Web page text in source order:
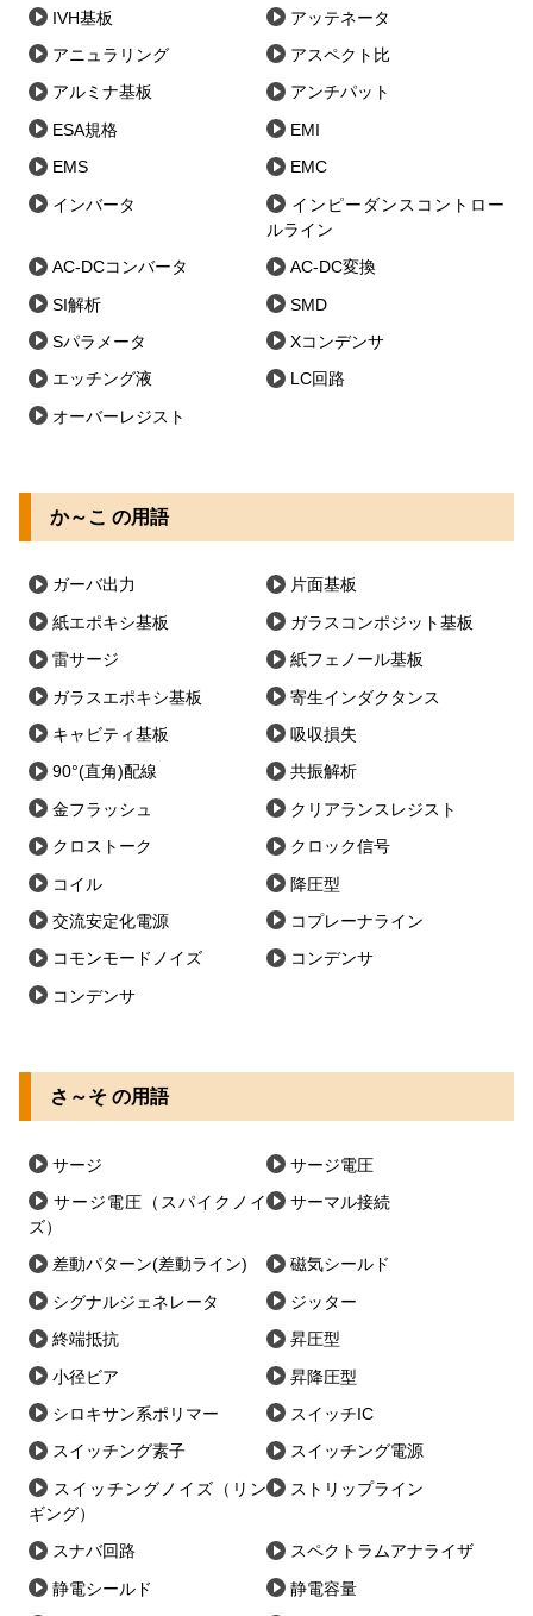
IVH基板 アッテネータ
アニュラリング アスペクト比
アルミナ基板 アンチパット
ESA規格 EMI
EMS EMC
インバータ
インピーダンスコントロー
ルライン
AC-DCコンバータ AC-DC変換
SI解析 SMD
Sパラメータ Xコンデンサ
エッチング液 LC回路
オーバーレジスト
か～こ の用語
ガーバ出力 片面基板
紙エポキシ基板 ガラスコンポジット基板
雷サージ 紙フェノール基板
ガラスエポキシ基板 寄生インダクタンス
キャビティ基板 吸収損失
90°(直角)配線 共振解析
金フラッシュ クリアランスレジスト
クロストーク クロック信号
コイル 降圧型
交流安定化電源 コプレーナライン
コモンモードノイズ コンデンサ
コンデンサ
さ～そ の用語
サージ サージ電圧
サージ電圧（スパイクノイ
ズ）
サーマル接続
差動パターン(差動ライン) 磁気シールド
シグナルジェネレータ ジッター
終端抵抗 昇圧型
小径ビア 昇降圧型
シロキサン系ポリマー スイッチIC
スイッチング素子 スイッチング電源
スイッチングノイズ（リン
ギング）
ストリップライン
スナバ回路 スペクトラムアナライザ
静電シールド 静電容量